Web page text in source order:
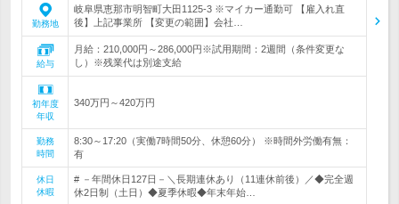
勤務地
岐阜県恵那市明智町大田1125-3 ※マイカー通勤可 【雇入れ直
後】上記事業所 【変更の範囲】会社…
給与
月給：210,000円～286,000円※試用期間：2週間（条件変更な
し）※残業代は別途支給
初年度
年収
340万円～420万円
勤務
時間
8:30～17:20（実働7時間50分、休憩60分） ※時間外労働有無：
有
休日
休暇
# －年間休日127日－＼長期連休あり（11連休前後）／◆完全週
休2日制（土日）◆夏季休暇◆年末年始…